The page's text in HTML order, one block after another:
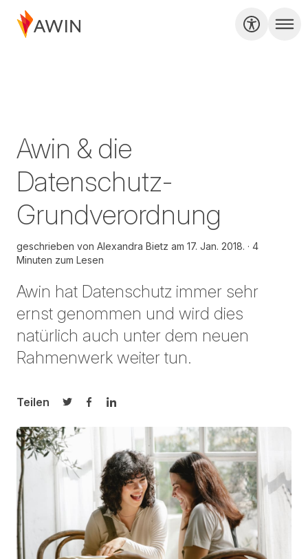
Awin & die
Datenschutz-
Grundverordnung
geschrieben von Alexandra Bietz am 17. Jan. 2018.
4
Minuten zum Lesen
Awin hat Datenschutz immer sehr
ernst genommen und wird dies
natürlich auch unter dem neuen
Rahmenwerk weiter tun.
Teilen
Auf Twitter teilen
Auf Facebook teilen
Auf LinkedIn teilen